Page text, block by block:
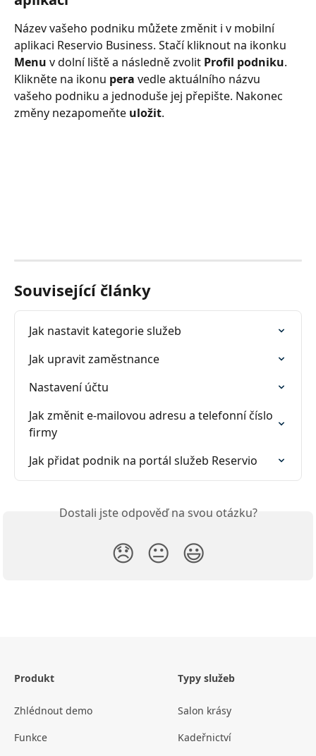
Název vašeho podniku můžete změnit i v mobilní
aplikaci Reservio Business. Stačí kliknout na ikonku
Menu v dolní liště a následně zvolit Profil podniku.
Klikněte na ikonu pera vedle aktuálního názvu
vašeho podniku a jednoduše jej přepište. Nakonec
změny nezapomeňte uložit.
Související články
Jak nastavit kategorie služeb
Jak upravit zaměstnance
Nastavení účtu
Jak změnit e-mailovou adresu a telefonní číslo
firmy
Jak přidat podnik na portál služeb Reservio
Dostali jste odpověď na svou otázku?
😞 😐 😃
Produkt
Zhlédnout demo
Funkce
Typy služeb
Salon krásy
Kadeřnictví